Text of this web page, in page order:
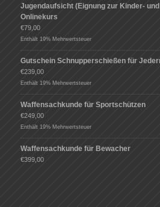
Jugendaufsicht (Eignung zur Kinder-
Onlinekurs
€79,00
Enthält 19% Mehrwertsteuer
Gutschein Schnupperschießen für
€239,00
Enthält 19% Mehrwertsteuer
Waffensachkunde für Sportschützen
€249,00
Enthält 19% Mehrwertsteuer
Waffensachkunde für Bewacher
€399,00